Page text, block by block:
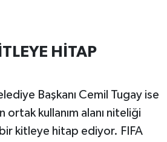
HİTAP
Başkanı Cemil Tugay ise
ortak kullanım alanı niteliği
kitleye hitap ediyor. FIFA